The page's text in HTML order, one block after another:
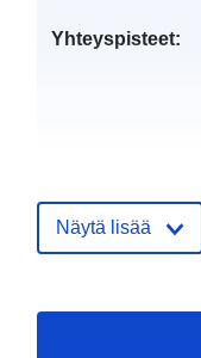
Yhteyspisteet:
Näytä lisää